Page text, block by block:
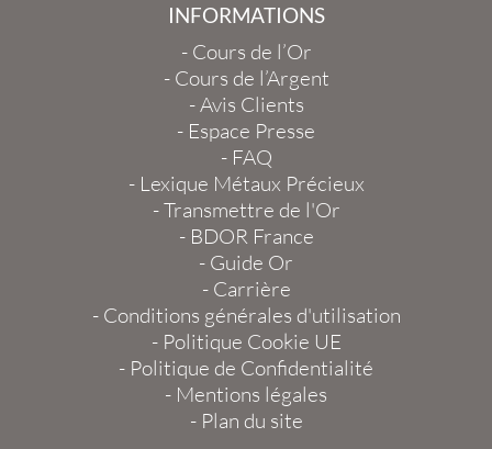
INFORMATIONS
- Cours de l’Or
- Cours de l’Argent
-Avis Clients
- Espace Presse
- FAQ
- Lexique Métaux Précieux
-Transmettre de l'Or
- BDOR France
- Guide Or
- Carrière
- Conditions générales d'utilisation
- Politique Cookie UE
- Politique de Confidentialité
- Mentions légales
- Plan du site